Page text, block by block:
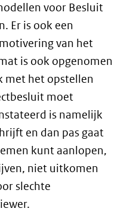
voor Besluit
Er is ook een
van het
is ook opgenomen
met het opstellen
moet
is namelijk
en dan pas gaat
kunt aanlopen,
niet uitkomen
slechte